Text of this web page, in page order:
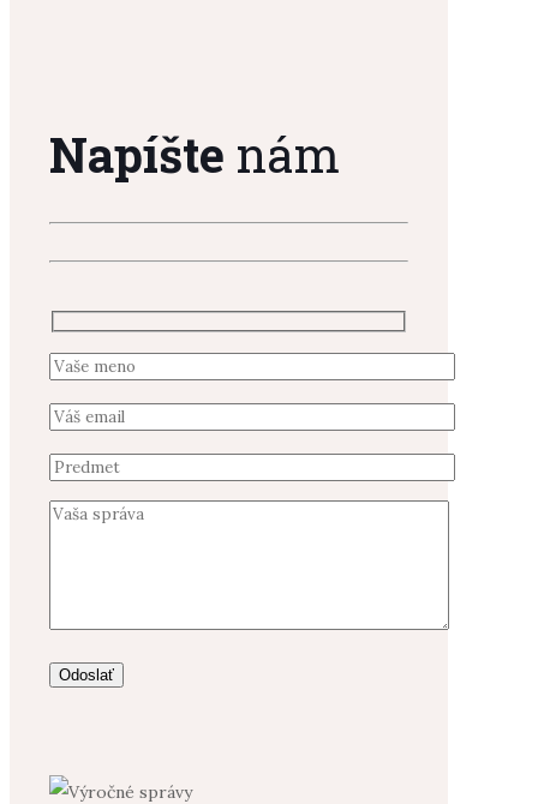
Napíšte nám